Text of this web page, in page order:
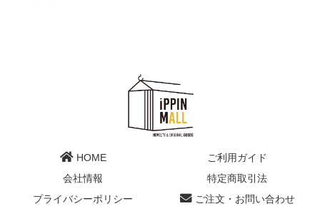
HOME
ご利用ガイド
会社情報
特定商取引法
プライバシーポリシー
ご注文・お問い合わせ